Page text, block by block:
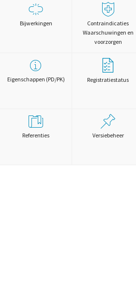
Bijwerkingen
Contraindicaties
Waarschuwingen en
voorzorgen
Eigenschappen (PD/PK) Registratiestatus
Referenties Versiebeheer